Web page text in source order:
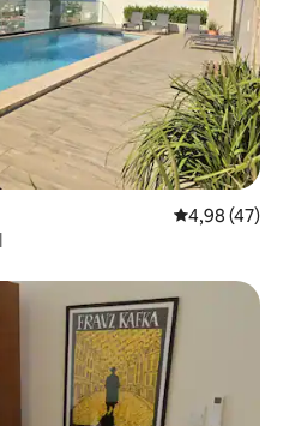
Gemiddelde
4,98 (47)